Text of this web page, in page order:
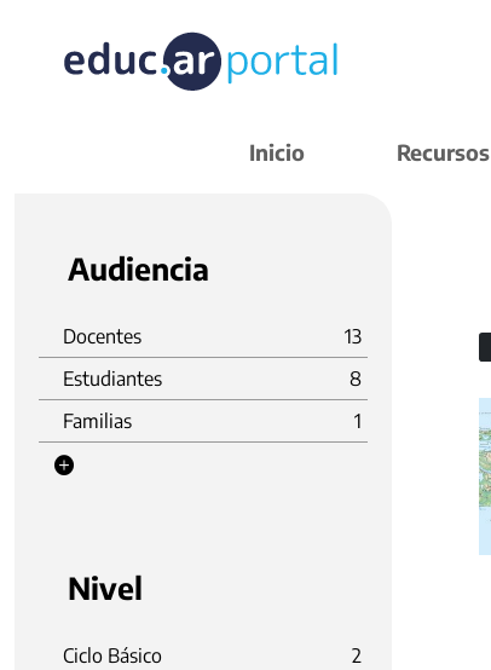
Inicio Recursos
Audiencia
Docentes
13
Estudiantes
8
Familias
1
Nivel
Ciclo Básico
2